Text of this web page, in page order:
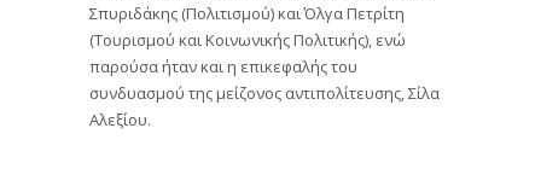
Σπυριδάκης (Πολιτισμού) και Όλγα Πετρίτη
(Τουρισμού και Κοινωνικής Πολιτικής), ενώ
παρούσα ήταν και η επικεφαλής του
συνδυασμού της μείζονος αντιπολίτευσης, Σίλα
Αλεξίου.